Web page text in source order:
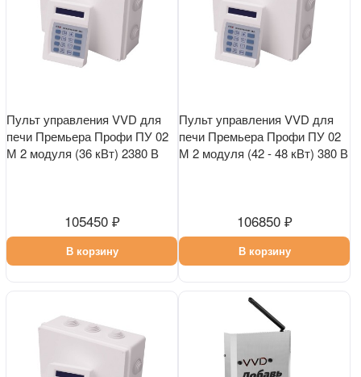
Пульт управления VVD для
печи Премьера Профи ПУ 02
М 2 модуля (36 кВт) 2380 В
105450 ₽
В корзину
Пульт управления VVD для
печи Премьера Профи ПУ 02
М 2 модуля (42 - 48 кВт) 380 В
106850 ₽
В корзину